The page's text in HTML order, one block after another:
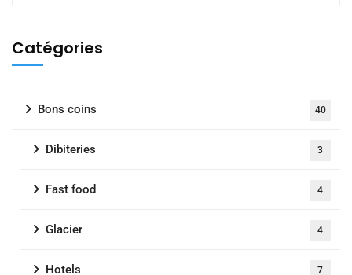
Catégories
Bons coins 40
Dibiteries 3
Fast food 4
Glacier 4
Hotels 7